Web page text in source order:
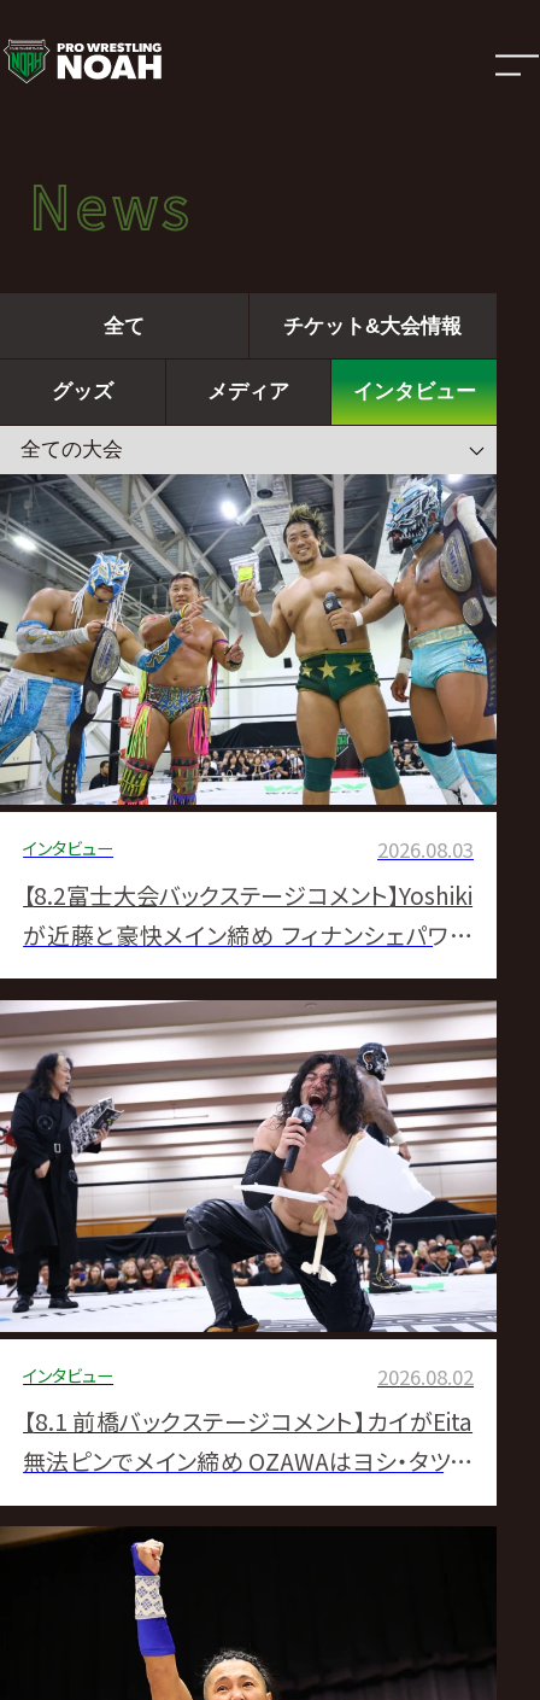
ニ
ュ
ー
ス
|
プ
ロ
レ
ス
リ
ン
グ・
ノ
ア
公
式
サ
イ
ト
News
ニュース
News
全て チケット&大会情報
グッズ メディア インタビュー
インタビュー 2026.08.03
【8.2富士大会バックステージコメント】Yoshiki
が近藤と豪快メイン締め フィナンシェパワー
で『GHC200』獲りへ弾み▼Eitaが一夜で反撃
ピン、カイに「お前にはまだ早い」▼KENTAナ
ショナルへレリックロック締め 内藤はシェイン
に「王者最後の週末ぜひ楽しんでくれよ」▼清
宮が鶴屋147秒葬で『GHC200』獲りへ加速
インタビュー 2026.08.02
【8.1 前橋バックステージコメント】カイがEita
無法ピンでメイン締め OZAWAはヨシ・タツ誕
生日に錯乱「救えなかったぁっ!」▼KENTAレリ
ックロックで最終前哨戦も快勝 丸藤の「さん
付けブーム」に違和感あらわ▼ジュニアタッグ
王者・アレハが小峠に辛らつメッセージ「目が
死んでる」▼内藤が不在の王者シェインに「ゆ